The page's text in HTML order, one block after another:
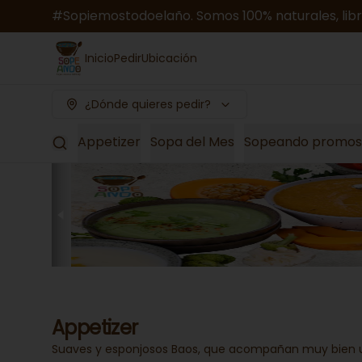
#Sopiemostodoelaño. Somos 100% naturales,
InicioPedirUbicación
¿Dónde quieres pedir?
Appetizer Sopa del Mes Sopeando promos
Appetizer
Suaves y esponjosos Baos, que acompañan muy bien